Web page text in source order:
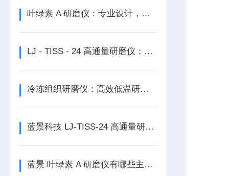
叶绿素 A 研磨仪：专业设计，满足多样实验需求
LJ - TISS - 24 高通量研磨仪：科研与工业的可靠伙伴
冷冻组织研磨仪：高效低温研磨，就选 LJ - CLN
蓝景科技 LJ-TISS-24 高通量研磨仪：创新科技，研磨未来
蓝景 叶绿素 A 研磨仪有哪些主要功能特点？